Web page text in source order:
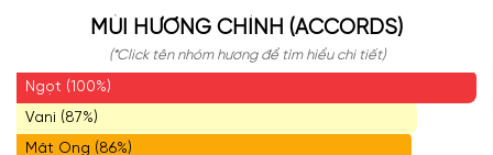
MÙI HƯƠNG CHÍNH (ACCORDS)
(*Click tên nhóm hương để tìm hiểu chi tiết)
Ngọt (100%)
Vani (87%)
Mật Ong (86%)